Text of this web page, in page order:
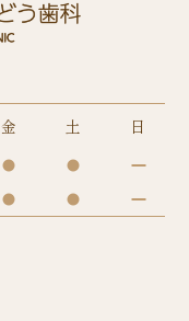
金 土 日